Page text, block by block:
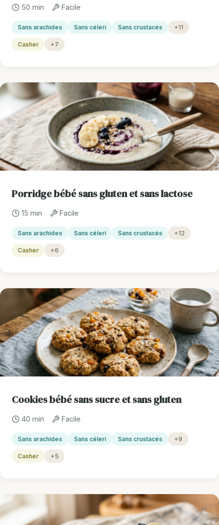
50 min Facile
Sans arachides Sans céleri Sans crustacés +11
Casher +7
Porridge bébé sans gluten et sans lactose
15 min Facile
Sans arachides Sans céleri Sans crustacés +12
Casher +6
Cookies bébé sans sucre et sans gluten
40 min Facile
Sans arachides Sans céleri Sans crustacés +9
Casher +5